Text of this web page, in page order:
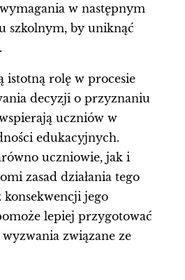
w następnym
szkolnym, by uniknąć
istotną rolę w procesie
decyzji o przyznaniu
uczniów w
edukacyjnych.
uczniowie, jak i
zasad działania tego
jego
lepiej przygotować
związane ze